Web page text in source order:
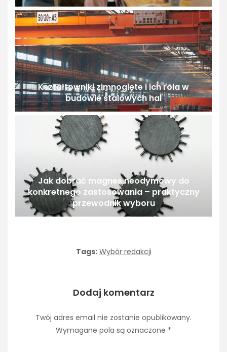
Kształtowniki zimnogięte i ich rola w
budowie stalowych hal
Jak dobrać magnes neodymowy do
konkretnego zastosowania – praktyczny
przewodnik wyboru
Tags: Wybór redakcji
Dodaj komentarz
Twój adres email nie zostanie opublikowany.
Wymagane pola są oznaczone *